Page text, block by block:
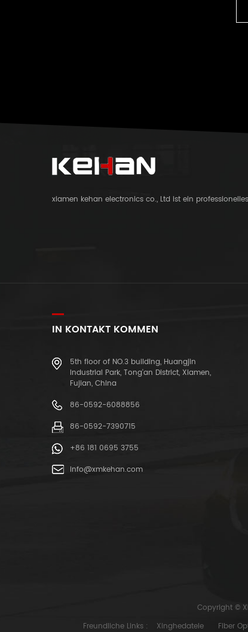
xiamen kehan electronics co., Ltd ist ein
IN KONTAKT KOMMEN
5th floor of NO.3 building, Huangjin
Industrial Park, Tong'an District, Xiamen,
Fujian, China
86-0592-6088856
86-0592-7390715
+86 181 0695 3755
info@xmkehan.com
Copyright ©
Freundliche Links :
Xinghedatele Fiber